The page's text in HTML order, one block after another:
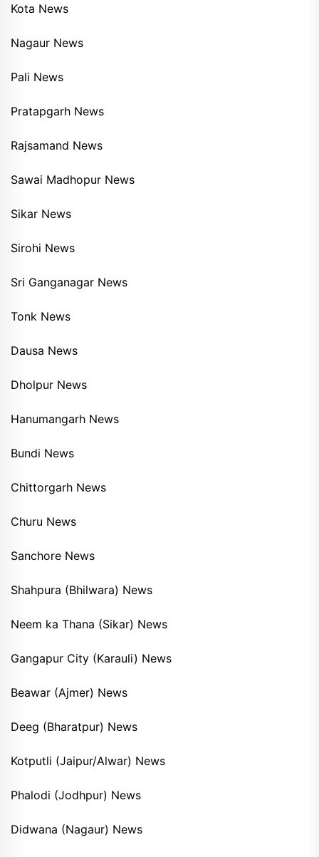
Kota News
Nagaur News
Pali News
Pratapgarh News
Rajsamand News
Sawai Madhopur News
Sikar News
Sirohi News
Sri Ganganagar News
Tonk News
Dausa News
Dholpur News
Hanumangarh News
Bundi News
Chittorgarh News
Churu News
Sanchore News
Shahpura (Bhilwara) News
Neem ka Thana (Sikar) News
Gangapur City (Karauli) News
Beawar (Ajmer) News
Deeg (Bharatpur) News
Kotputli (Jaipur/Alwar) News
Phalodi (Jodhpur) News
Didwana (Nagaur) News